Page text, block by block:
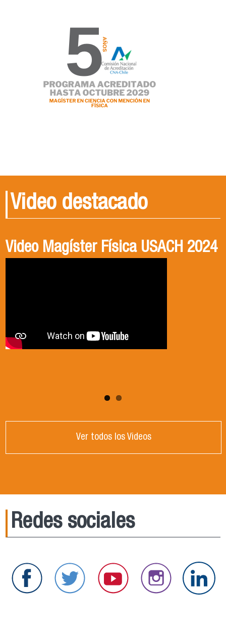
Video destacado
Video Magíster Física USACH 2024
Video Doctorado Física USACH
Ver todos los Videos
Redes sociales